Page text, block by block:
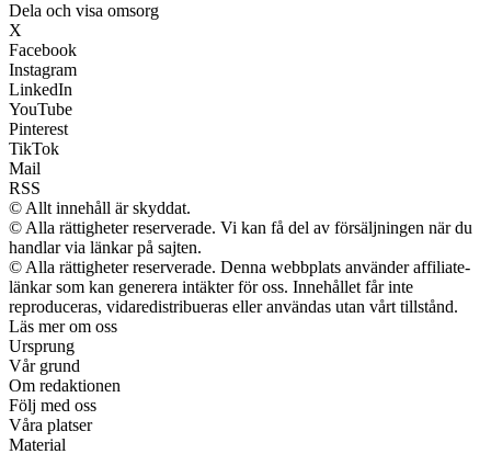
Dela och visa omsorg
X
Facebook
Instagram
LinkedIn
YouTube
Pinterest
TikTok
Mail
RSS
© Allt innehåll är skyddat.
© Alla rättigheter reserverade. Vi kan få del av försäljningen när du
handlar via länkar på sajten.
© Alla rättigheter reserverade. Denna webbplats använder affiliate-
länkar som kan generera intäkter för oss. Innehållet får inte
reproduceras, vidaredistribueras eller användas utan vårt tillstånd.
Läs mer om oss
Ursprung
Vår grund
Om redaktionen
Följ med oss
Våra platser
Material